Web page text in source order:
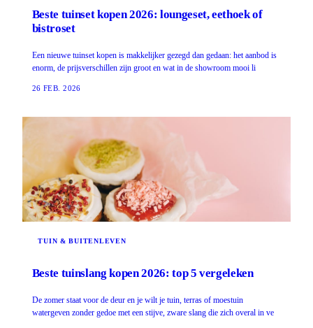
Beste tuinset kopen 2026: loungeset, eethoek of
bistroset
Een nieuwe tuinset kopen is makkelijker gezegd dan gedaan: het aanbod is
enorm, de prijsverschillen zijn groot en wat in de showroom mooi li
26 FEB. 2026
TUIN & BUITENLEVEN
Beste tuinslang kopen 2026: top 5 vergeleken
De zomer staat voor de deur en je wilt je tuin, terras of moestuin
watergeven zonder gedoe met een stijve, zware slang die zich overal in ve